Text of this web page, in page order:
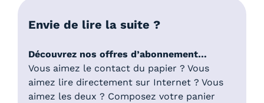
Envie de lire la suite ?
Découvrez nos offres d’abonnement…
Vous aimez le contact du papier ? Vous
aimez lire directement sur Internet ? Vous
aimez les deux ? Composez votre panier